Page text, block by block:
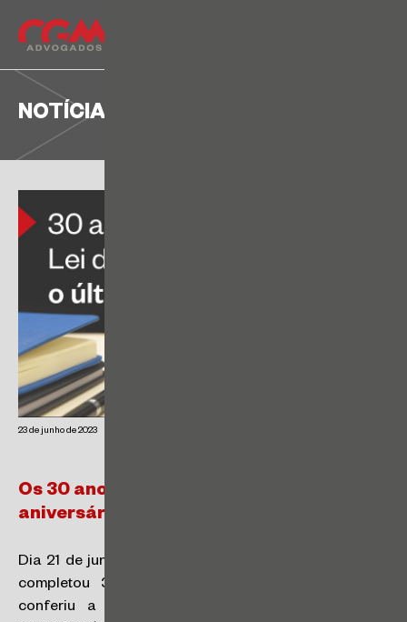
NOTÍCIA
23 de junho de 2023
Os 30 anos da Lei n° 8.666/93 – o último
aniversário?
Dia 21 de junho, a Lei de Licitações (Lei nº 8.666/93)
completou 30 anos, graças a sobrevida que lhe
conferiu a Medida Provisória n° 1167/2023 (“MP